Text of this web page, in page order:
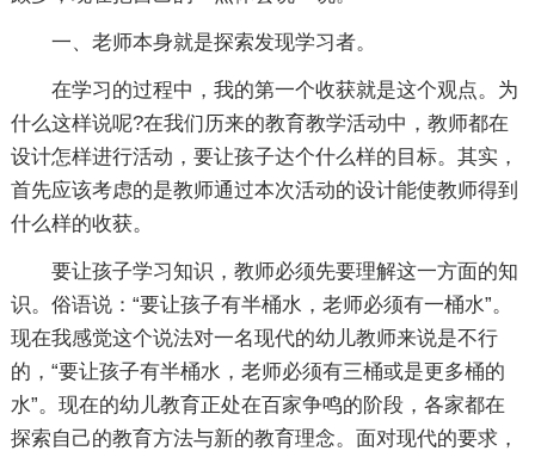
一、老师本身就是探索发现学习者。
在学习的过程中，我的第一个收获就是这个观点。为
什么这样说呢?在我们历来的教育教学活动中，教师都在
设计怎样进行活动，要让孩子达个什么样的目标。其实，
首先应该考虑的是教师通过本次活动的设计能使教师得到
什么样的收获。
要让孩子学习知识，教师必须先要理解这一方面的知
识。俗语说：“要让孩子有半桶水，老师必须有一桶水”。
现在我感觉这个说法对一名现代的幼儿教师来说是不行
的，“要让孩子有半桶水，老师必须有三桶或是更多桶的
水”。现在的幼儿教育正处在百家争鸣的阶段，各家都在
探索自己的教育方法与新的教育理念。面对现代的要求，